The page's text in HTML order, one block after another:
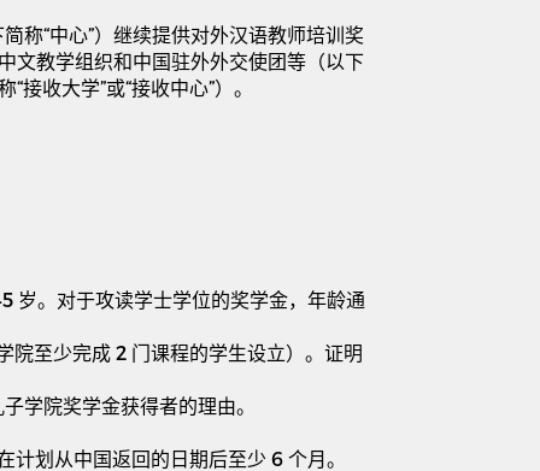
简称“中心”）继续提供对外汉语教师培训奖
文教学组织和中国驻外外交使团等（以下
“接收大学”或“接收中心”）。
岁。对于攻读学士学位的奖学金，年龄通
院至少完成 2 门课程的学生设立）。证明
学院奖学金获得者的理由。
计划从中国返回的日期后至少 6 个月。